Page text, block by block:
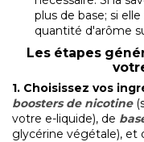
plus de base; si
quantité d'arôme
Les étapes
1. Choisissez vos
boosters de nicotine
votre e-liquide), de
glycérine végétale), et